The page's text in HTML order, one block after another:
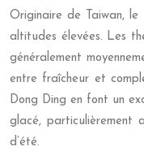
Originaire de Taiwan,
altitudes élevées. Les
généralement
entre fraîcheur et
Dong Ding en font un
glacé, particulièrement
d’été.